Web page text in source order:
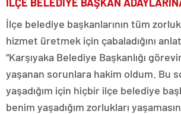
İlçe belediye başkanlarının tüm
hizmet üretmek için çabaladığını
“Karşıyaka Belediye Başkanlığı
yaşanan sorunlara hakim oldum. Bu
yaşadığım için hiçbir ilçe belediye
benim yaşadığım zorlukları